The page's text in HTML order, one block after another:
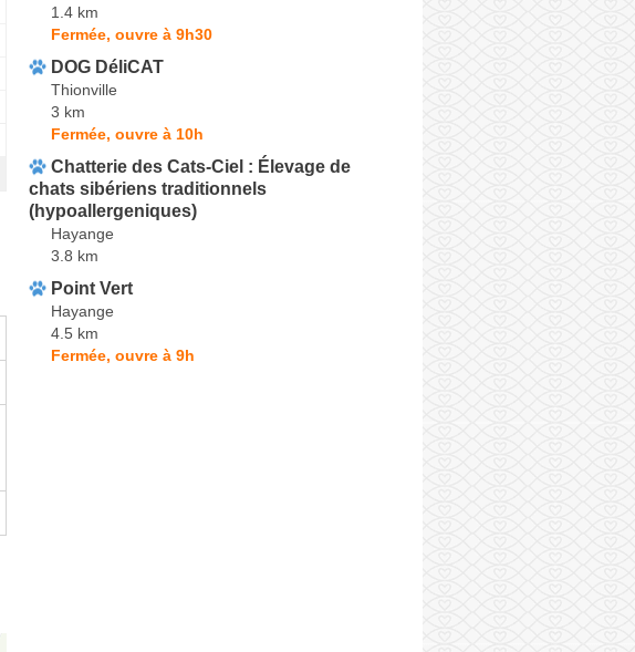
1.4 km
Fermée, ouvre à 9h30
DOG DéliCAT
Thionville
3 km
Fermée, ouvre à 10h
Chatterie des Cats-Ciel : Élevage de
chats sibériens traditionnels
(hypoallergeniques)
Hayange
3.8 km
Point Vert
Hayange
4.5 km
Fermée, ouvre à 9h